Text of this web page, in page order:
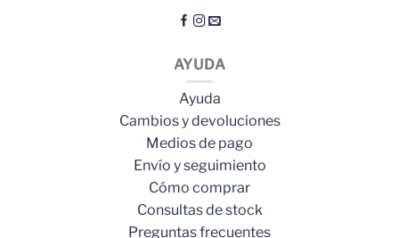
AYUDA
Ayuda
Cambios y devoluciones
Medios de pago
Envío y seguimiento
Cómo comprar
Consultas de stock
Preguntas frecuentes